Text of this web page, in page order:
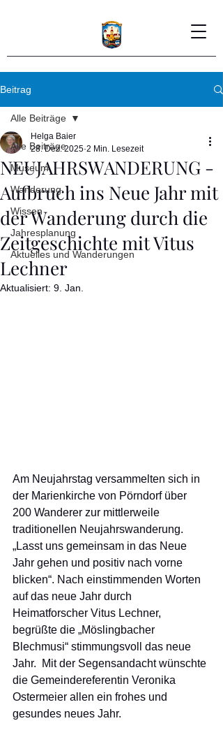
Beitrag
Alle Beiträge
Museum
Wanderung
Wissen
Jahresplanung
Aktuelles und Wanderungen
Alle Beiträge
NEUJAHRSWANDERUNG -
Aufbruch ins Neue Jahr mit
der Wanderung durch die
Zeitgeschichte mit Vitus
Lechner
Helga Baier
28. Dez. 2025 2 Min. Lesezeit
Aktualisiert: 9. Jan.
Am Neujahrstag versammelten sich in
der Marienkirche von Pörndorf über
200 Wanderer zur mittlerweile
traditionellen Neujahrswanderung.
„Lasst uns gemeinsam in das Neue
Jahr gehen und positiv nach vorne
blicken“. Nach einstimmenden Worten
auf das neue Jahr durch
Heimatforscher Vitus Lechner,
begrüßte die „Möslingbacher
Blechmusi“ stimmungsvoll das neue
Jahr.  Mit der Segensandacht wünschte
die Gemeindereferentin Veronika
Ostermeier allen ein frohes und
gesundes neues Jahr.